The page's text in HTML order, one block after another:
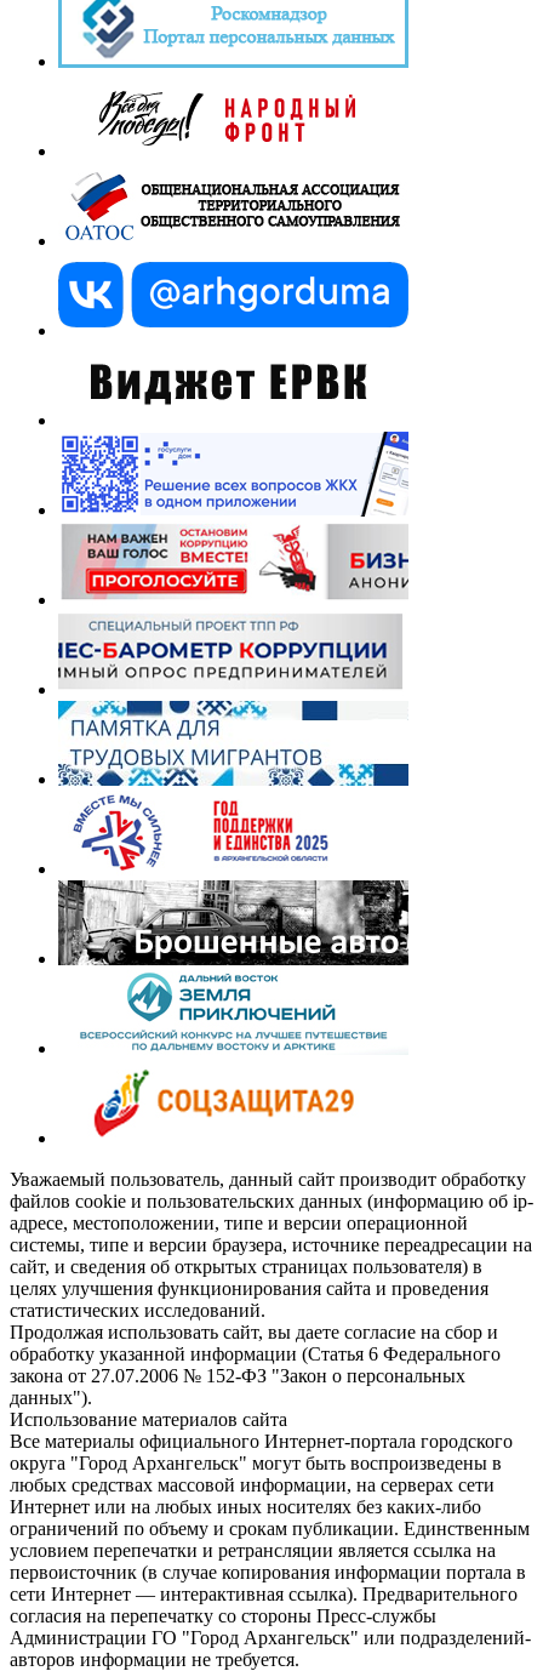
Уважаемый пользователь, данный сайт производит обработку
файлов cookie и пользовательских данных (информацию об ip-
адресе, местоположении, типе и версии операционной
системы, типе и версии браузера, источнике переадресации на
сайт, и сведения об открытых страницах пользователя) в
целях улучшения функционирования сайта и проведения
статистических исследований.
Продолжая использовать сайт, вы даете согласие на сбор и
обработку указанной информации (Статья 6 Федерального
закона от 27.07.2006 № 152-ФЗ "Закон о персональных
данных").
Использование материалов сайта
Все материалы официального Интернет-портала городского
округа "Город Архангельск" могут быть воспроизведены в
любых средствах массовой информации, на серверах сети
Интернет или на любых иных носителях без каких-либо
ограничений по объему и срокам публикации. Единственным
условием перепечатки и ретрансляции является ссылка на
первоисточник (в случае копирования информации портала в
сети Интернет — интерактивная ссылка). Предварительного
согласия на перепечатку со стороны Пресс-службы
Администрации ГО "Город Архангельск" или подразделений-
авторов информации не требуется.